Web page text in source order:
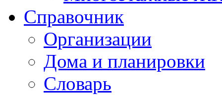
Справочник
Организации
Дома и планировки
Словарь